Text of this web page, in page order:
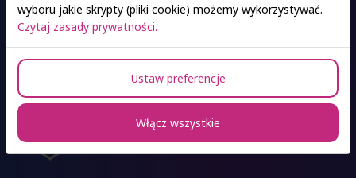
Oferta studiów
Ośrodki SAN
wyboru jakie skrypty (pliki cookie) możemy wykorzystywać.
Czytaj zasady prywatności.
Ustaw preferencje
Włącz wszystkie